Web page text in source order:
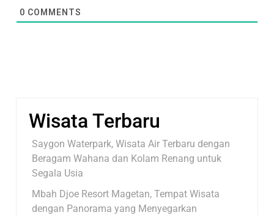
0 COMMENTS
Wisata Terbaru
Saygon Waterpark, Wisata Air Terbaru dengan
Beragam Wahana dan Kolam Renang untuk
Segala Usia
Mbah Djoe Resort Magetan, Tempat Wisata
dengan Panorama yang Menyegarkan